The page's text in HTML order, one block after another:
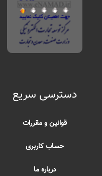
دسترسی سریع
قوانین و مقررات
حساب کاربری
درباره ما